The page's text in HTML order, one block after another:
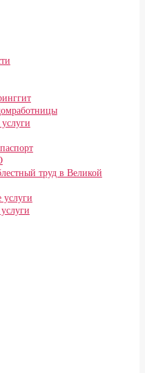
труд в Великой
услуги